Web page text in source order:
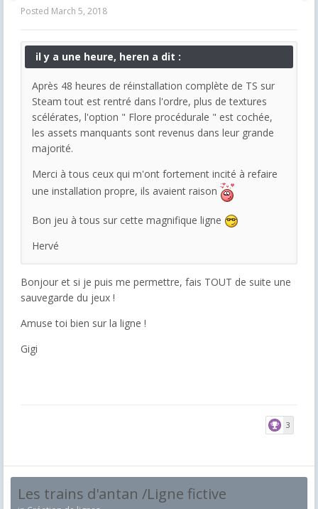
Posted March 5, 2018
il y a une heure, heren a dit :
Après 48 heures de réinstallation complète de TS sur
Steam tout est rentré dans l'ordre, plus de textures
scélérates, l'option " Flore procédurale " est cochée,
les assets manquants sont revenus dans leur grande
majorité.
Merci à tous ceux qui m'ont fortement incité à refaire
une installation propre, ils avaient raison
Bon jeu à tous sur cette magnifique ligne
Hervé
Bonjour et si je puis me permettre, fais TOUT de suite une
sauvegarde du jeux !
Amuse toi bien sur la ligne !
Gigi
3
Les trains d'antan /Ligne fictive